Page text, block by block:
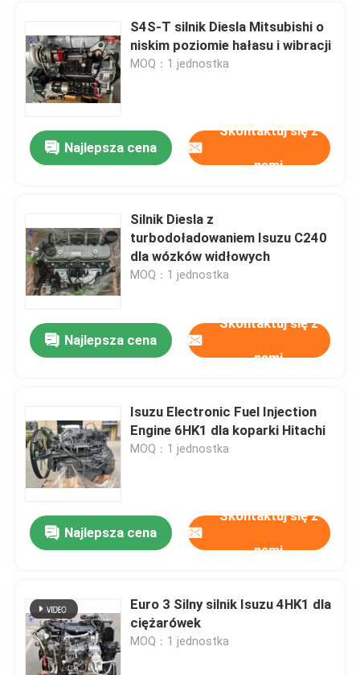
S4S-T silnik Diesla Mitsubishi o
niskim poziomie hałasu i wibracji
MOQ：1 jednostka
Najlepsza cena
Skontaktuj się z
nami
Silnik Diesla z
turbodoładowaniem Isuzu C240
dla wózków widłowych
MOQ：1 jednostka
Najlepsza cena
Skontaktuj się z
nami
Isuzu Electronic Fuel Injection
Engine 6HK1 dla koparki Hitachi
MOQ：1 jednostka
Najlepsza cena
Skontaktuj się z
nami
Euro 3 Silny silnik Isuzu 4HK1 dla
ciężarówek
MOQ：1 jednostka